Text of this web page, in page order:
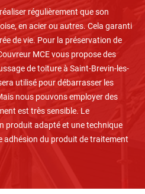
régulièrement que son
en acier ou autres. Cela garanti
de vie. Pour la préservation de
MCE vous propose des
de toiture à Saint-Brevin-les-
utilisé pour débarrasser les
nous pouvons employer des
est très sensible. Le
produit adapté et une technique
adhésion du produit de traitement